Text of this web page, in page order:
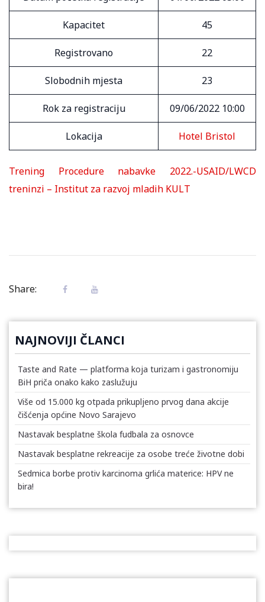
Kapacitet 45
Registrovano 22
Slobodnih mjesta 23
Rok za registraciju 09/06/2022 10:00
Lokacija Hotel Bristol
Trening Procedure nabavke 2022.-USAID/LWCD
treninzi – Institut za razvoj mladih KULT
Share:
NAJNOVIJI ČLANCI
Taste and Rate — platforma koja turizam i gastronomiju
BiH priča onako kako zaslužuju
Više od 15.000 kg otpada prikupljeno prvog dana akcije
čišćenja općine Novo Sarajevo
Nastavak besplatne škola fudbala za osnovce
Nastavak besplatne rekreacije za osobe treće životne dobi
Sedmica borbe protiv karcinoma grlića materice: HPV ne
bira!